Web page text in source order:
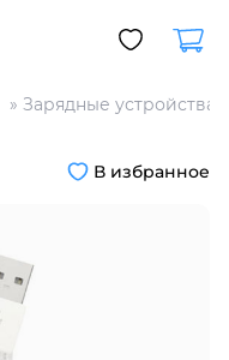
Зарядные устройства
В избранное